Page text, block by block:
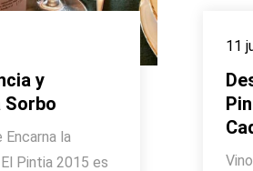
y
Sorbo
Encarna la
Pintia 2015 es
11